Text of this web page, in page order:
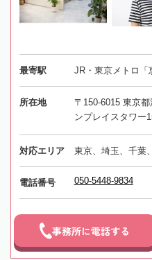
最寄駅 JR・東京メトロ「
所在地
〒150-6015 東京
ンプレイスタワー
対応エリア 東京、埼玉、千葉
電話番号 050-5448-9834
事務所に電話する